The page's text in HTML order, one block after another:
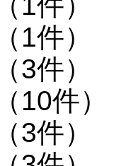
（1件）
（3件）
（10件）
（3件）